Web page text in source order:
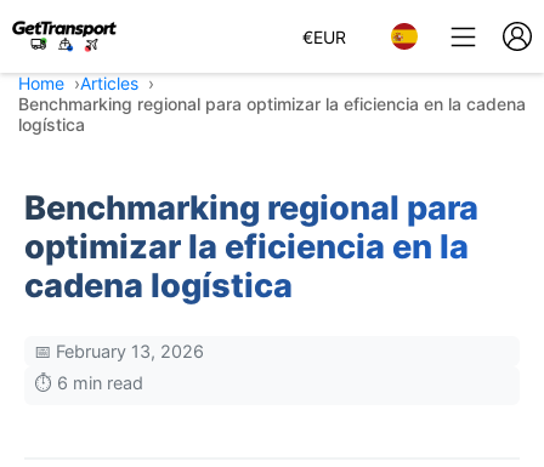
€EUR
Home
Articles
Benchmarking regional para optimizar la eficiencia en la cadena
logística
Benchmarking regional para
optimizar la eficiencia en la
cadena logística
📅 February 13, 2026
⏱️ 6 min read